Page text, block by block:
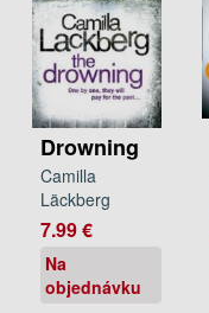
Drowning
Camilla
Läckberg
7.99 €
Na
objednávku